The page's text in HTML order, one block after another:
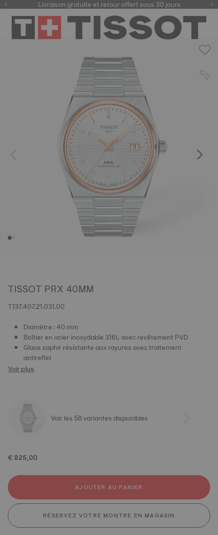
Livraison gratuite et retour offert sous 30 jours
TISSOT PRX 40MM
T137.407.21.031.00
Diamètre : 40 mm
Boîtier en acier inoxydable 316L avec revêtement PVD
Glace saphir résistante aux rayures avec traitement
antireflet
Voir plus
Voir les 58 variantes disponibles
€ 825,00
AJOUTER AU PANIER
RÉSERVEZ VOTRE MONTRE EN MAGASIN